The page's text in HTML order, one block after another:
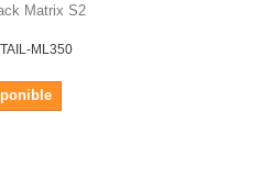
Matrix S2
ML350